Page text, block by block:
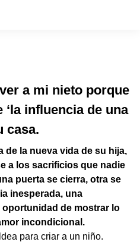
a mi nieto porque
influencia de una
casa.
de la nueva vida de su hija,
a los sacrificios que nadie
puerta se cierra, otra se
inesperada, una
de mostrar lo
incondicional.
para criar a un niño.